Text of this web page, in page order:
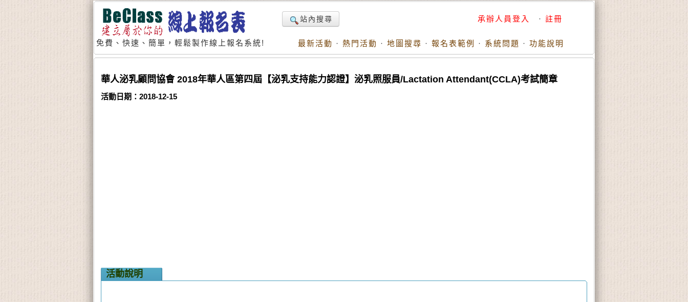
免費、快速、簡單，輕鬆製作線上報名系統!
站內搜尋 承辦人員登入 · 註冊
最新活動 · 熱門活動 · 地圖搜尋 · 報名表範例 · 系統問題 · 功能說明
華人泌乳顧問協會 2018年華人區第四屆【泌乳支持能力認證】泌乳照服員/Lactation Attendant(CCLA)考試簡章
活動日期：2018-12-15
活動說明